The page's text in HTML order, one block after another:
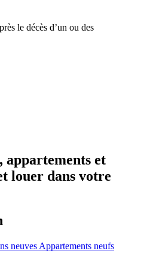
le décès d’un ou des
appartements et
louer dans votre
neuves Appartements neufs